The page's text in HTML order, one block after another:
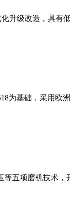
升级改造，具有
为基础，采用欧
五项磨机技术，